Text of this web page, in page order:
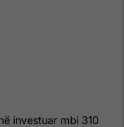
investuar mbi 310